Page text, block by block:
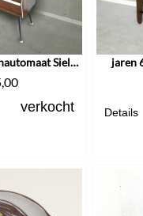
jaren 50 sigarettenautomaat Sielaff
verkocht
jaren
Details